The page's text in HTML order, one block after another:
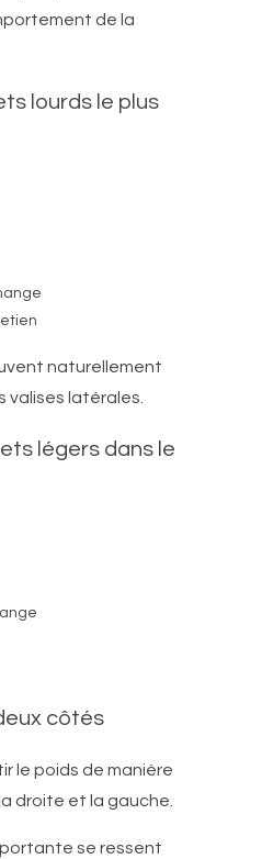
de la
lourds le plus
naturellement
valises latérales.
légers dans le
côtés
le poids de manière
droite et la gauche.
se ressent